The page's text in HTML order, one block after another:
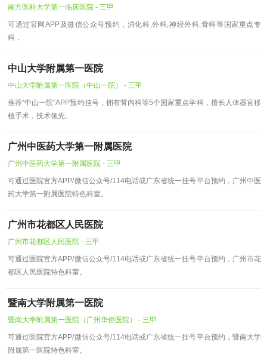
南方医科大学第一临床医院 - 三甲
可通过官网APP及微信公众号预约，消化科,外科,神经外科,骨科等国家重点专
科，
中山大学附属第一医院
中山大学附属第一医院（中山一院） - 三甲
推荐“中山一院”APP预约挂号，拥有肾内科等5个国家重点学科，擅长人体器官移
植手术，技术领先。
广州中医药大学第一附属医院
广州中医药大学第一附属医院 - 三甲
可通过医院官方APP/微信公众号/114电话或广东省统一挂号平台预约，广州中医
药大学第一附属医院特色科室。
广州市花都区人民医院
广州市花都区人民医院 - 三甲
可通过医院官方APP/微信公众号/114电话或广东省统一挂号平台预约，广州市花
都区人民医院特色科室。
暨南大学附属第一医院
暨南大学附属第一医院（广州华侨医院） - 三甲
可通过医院官方APP/微信公众号/114电话或广东省统一挂号平台预约，暨南大学
附属第一医院特色科室。